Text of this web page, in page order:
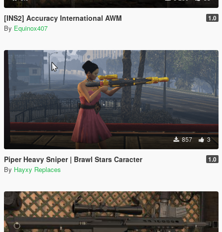
[INS2] Accuracy International AWM 1.0
By Equinox407
857 3
Piper Heavy Sniper | Brawl Stars Caracter 1.0
By Hayxy Replaces